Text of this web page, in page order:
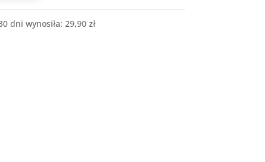
dni wynosiła: 29,90 zł